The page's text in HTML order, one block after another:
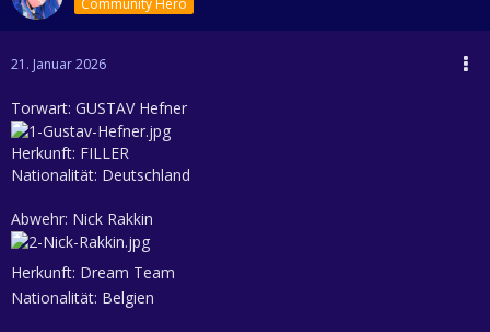
Community Hero
21. Januar 2026
Torwart: GUSTAV Hefner
Herkunft: FILLER
Nationalität: Deutschland
Abwehr: Nick Rakkin
Herkunft: Dream Team
Nationalität: Belgien